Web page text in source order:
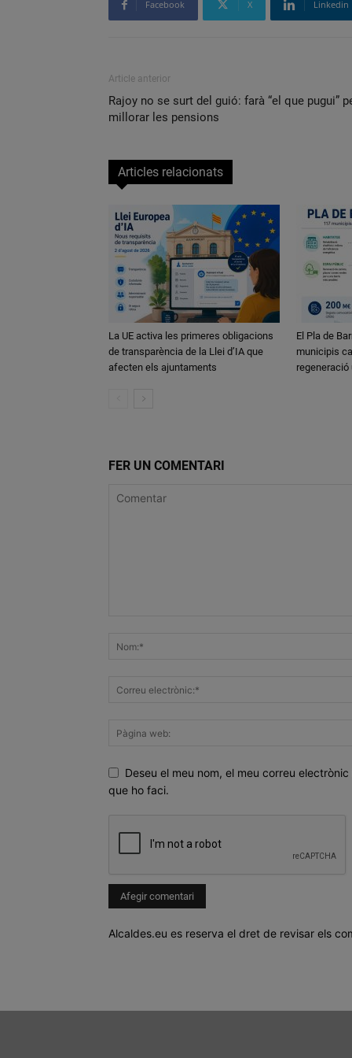
Facebook X Linkedin
Article anterior
Rajoy no se surt del guió: farà “el que pugui”
millorar les pensions
Articles relacionats
La UE activa les primeres obligacions
de transparència de la Llei d’IA que
afecten els ajuntaments
El Pla de
municipis
regeneració
FER UN COMENTARI
Deseu el meu nom, el meu correu
que ho faci.
Alcaldes.eu es reserva el dret de revisar els